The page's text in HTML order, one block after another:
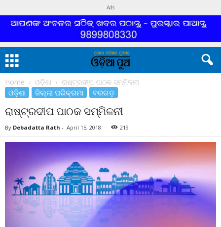
Ads
Home ଓଡ଼ିଶା ରାଷ୍ଟ୍ରଦୀପ ପାଠକ ସମ୍ମିଳନୀ
ଓଡ଼ିଶା ଜିଲ୍ଲା ପରିକ୍ରମା ବରଗଡ଼
ରାଷ୍ଟ୍ରଦୀପ ପାଠକ ସମ୍ମିଳନୀ
By Debadatta Rath - April 15, 2018 219